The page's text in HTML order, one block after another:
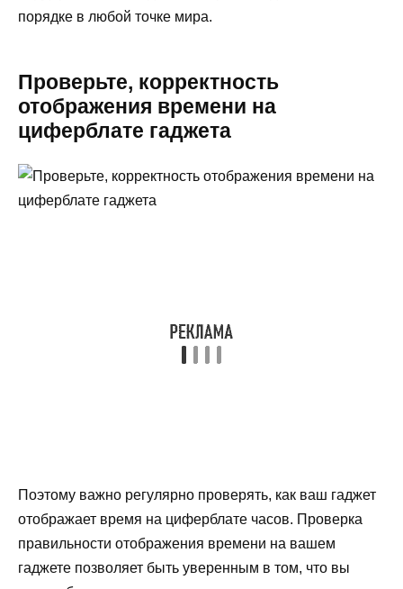
порядке в любой точке мира.
Проверьте, корректность
отображения времени на
циферблате гаджета
Поэтому важно регулярно проверять, как ваш гаджет
отображает время на циферблате часов. Проверка
правильности отображения времени на вашем
гаджете позволяет быть уверенным в том, что вы